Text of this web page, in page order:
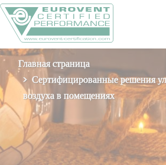
Главная страница
Сертифицированные решения
воздуха в помещениях